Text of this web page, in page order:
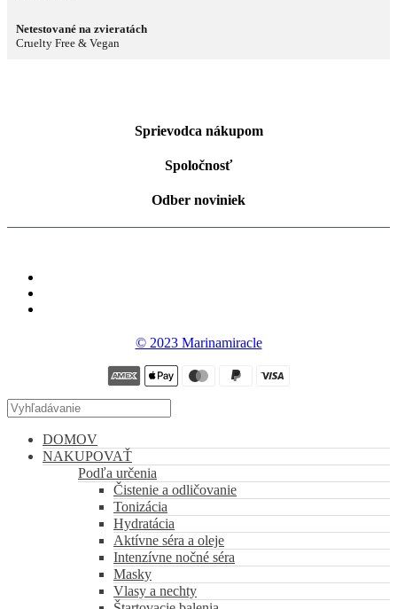
Netestované na zvieratách
Cruelty Free & Vegan
Sprievodca nákupom
Spoločnosť
Odber noviniek
© 2023 Marinamiracle
DOMOV
NAKUPOVAŤ
Podľa určenia
Čistenie a odličovanie
Tonizácia
Hydratácia
Aktívne séra a oleje
Intenzívne nočné séra
Masky
Vlasy a nechty